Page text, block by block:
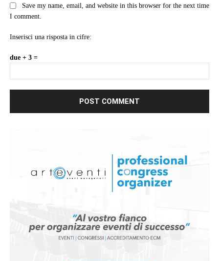
Save my name, email, and website in this browser for the next time
I comment.
Inserisci una risposta in cifre:
due + 3 =